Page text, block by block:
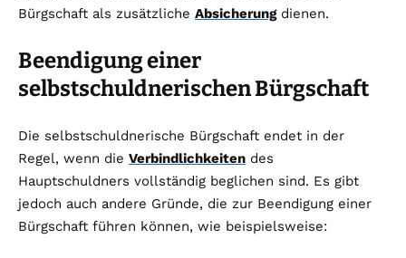
Bürgschaft als zusätzliche Absicherungdienen.
Beendigung einer
selbstschuldnerischen Bürgschaft
Die selbstschuldnerische Bürgschaft endet in der
Regel, wenn die Verbindlichkeiten des
Hauptschuldners vollständig beglichen sind. Es gibt
jedoch auch andere Gründe, die zur Beendigung einer
Bürgschaft führen können, wie beispielsweise: